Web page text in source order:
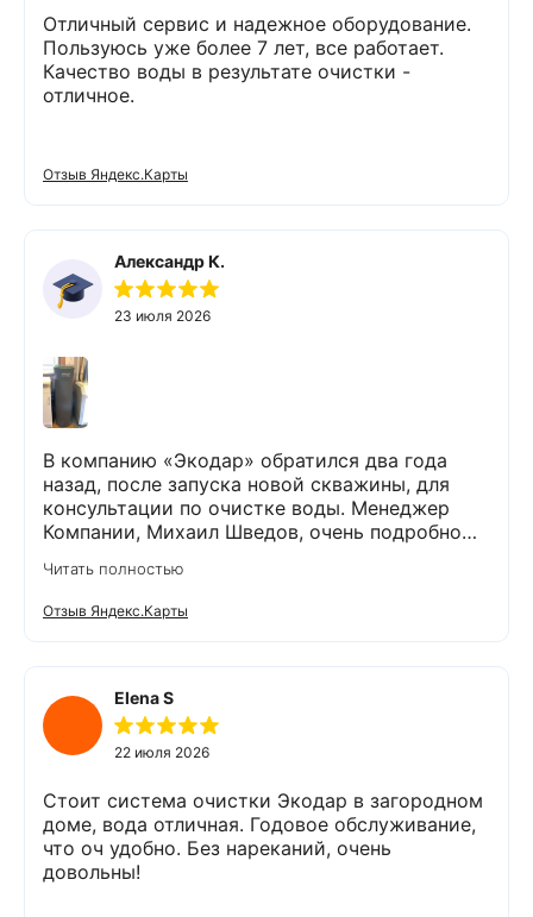
Отличный сервис и надежное оборудование.
Пользуюсь уже более 7 лет, все работает.
Качество воды в результате очистки -
отличное.
Отзыв Яндекс.Карты
Александр К.
23 июля 2026
В компанию «Экодар» обратился два года
назад, после запуска новой скважины, для
консультации по очистке воды. Менеджер
Компании, Михаил Шведов, очень подробно
подобрать оптимальный вариант, пригласил в
офис для заключения договора. Оборудование
«Экодар компакт», которое я поставил,
убрало посторонние запахи. Вода стала
мягкой и приятной на вкус. Полностью
доволен сотрудничеством с Компанией
«Экодар». Рекомендую.
Читать полностью
Отзыв Яндекс.Карты
Elena S
22 июля 2026
Стоит система очистки Экодар в загородном
доме, вода отличная. Годовое обслуживание,
что оч удобно. Без нареканий, очень
довольны!